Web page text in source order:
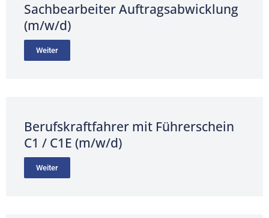
Sachbearbeiter Auftragsabwicklung
(m/w/d)
Weiter
Berufskraftfahrer mit Führerschein
C1 / C1E (m/w/d)
Weiter